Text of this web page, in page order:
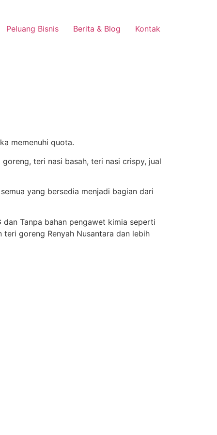
Peluang Bisnis Berita & Blog Kontak
memenuhi quota.
yang bersedia menjadi bagian dari
Tanpa bahan pengawet kimia seperti
goreng Renyah Nusantara dan lebih